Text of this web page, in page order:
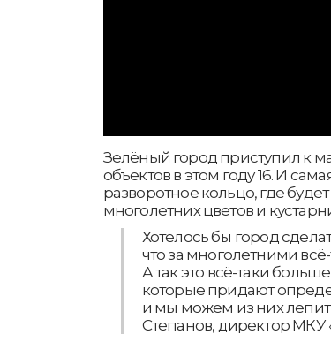
Зелёный город приступил к
объектов в этом году 16. И
разворотное кольцо, где
многолетних цветов и
Хотелось бы город
что за многолетними
А так это всё-таки
которые придают
и мы можем из них
Степанов, директор МКУ